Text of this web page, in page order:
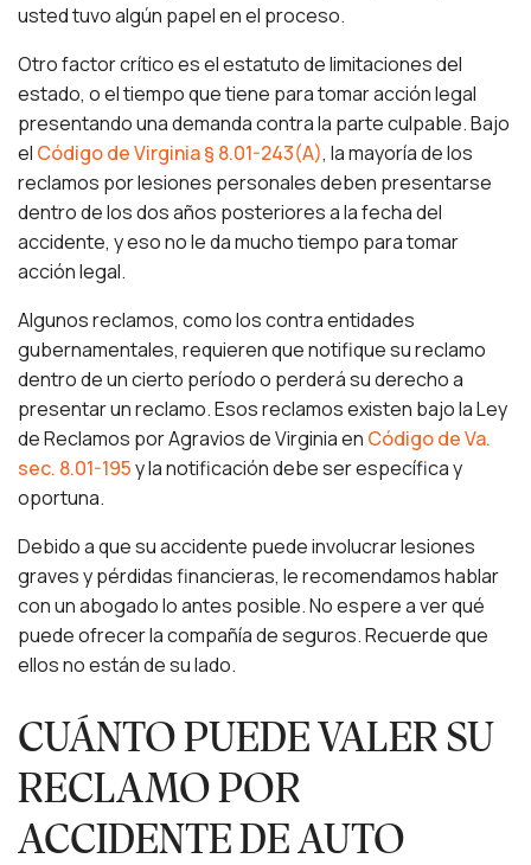
usted tuvo algún papel en el proceso.
Otro factor crítico es el estatuto de limitaciones del
estado, o el tiempo que tiene para tomar acción legal
presentando una demanda contra la parte culpable. Bajo
el Código de Virginia § 8.01-243(A), la mayoría de los
reclamos por lesiones personales deben presentarse
dentro de los dos años posteriores a la fecha del
accidente, y eso no le da mucho tiempo para tomar
acción legal.
Algunos reclamos, como los contra entidades
gubernamentales, requieren que notifique su reclamo
dentro de un cierto período o perderá su derecho a
presentar un reclamo. Esos reclamos existen bajo la Ley
de Reclamos por Agravios de Virginia en Código de Va.
sec. 8.01-195y la notificación debe ser específica y
oportuna.
Debido a que su accidente puede involucrar lesiones
graves y pérdidas financieras, le recomendamos hablar
con un abogado lo antes posible. No espere a ver qué
puede ofrecer la compañía de seguros. Recuerde que
ellos no están de su lado.
CUÁNTO PUEDE VALER SU
RECLAMO POR
ACCIDENTE DE AUTO